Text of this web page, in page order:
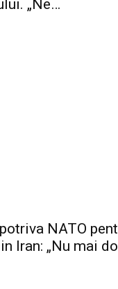
„Ne…
NATO
Iran: „Nu mai